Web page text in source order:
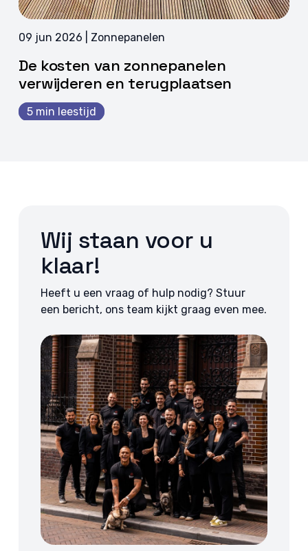
09 jun 2026 | Zonnepanelen
De kosten van zonnepanelen
verwijderen en terugplaatsen
5 min leestijd
Wij staan voor u
klaar!
Heeft u een vraag of hulp nodig? Stuur
een bericht, ons team kijkt graag even mee.